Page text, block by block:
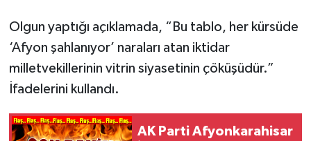
Olgun yaptığı açıklamada, “Bu tablo, her kürsüde
‘Afyon şahlanıyor’ naraları atan iktidar
milletvekillerinin vitrin siyasetinin çöküşüdür.”
İfadelerini kullandı.
AK Parti Afyonkarahisar